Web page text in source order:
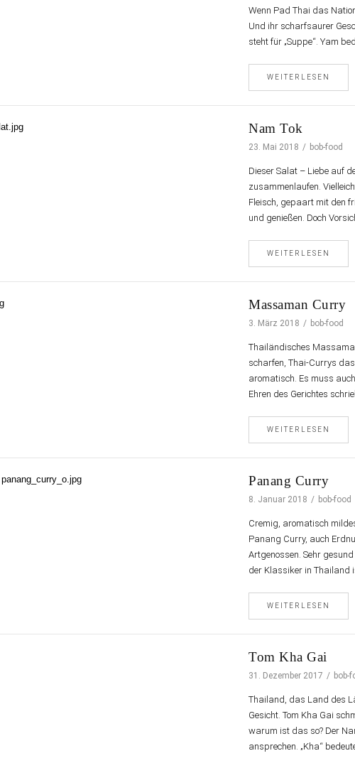
Wenn Pad Thai das
Und ihr scharfsaurer
steht für „Suppe“. Yam
WEITERLESEN
Nam Tok
23. Mai 2018 bob-food
Dieser Salat – Liebe auf
zusammenlaufen.
Fleisch, gepaart mit den
und genießen. Doch
WEITERLESEN
Massaman Curry
3. März 2018 bob-food
Thailändisches
scharfen, Thai-Currys
aromatisch. Es muss
Ehren des Gerichtes
WEITERLESEN
Panang Curry
8. Januar 2018 bob-food
Cremig, aromatisch
Panang Curry, auch
Artgenossen. Sehr
der Klassiker in Thailand
WEITERLESEN
Tom Kha Gai
31. Dezember 2017 bob-
Thailand, das Land des
Gesicht. Tom Kha Gai
warum ist das so? Der
ansprechen. „Kha“